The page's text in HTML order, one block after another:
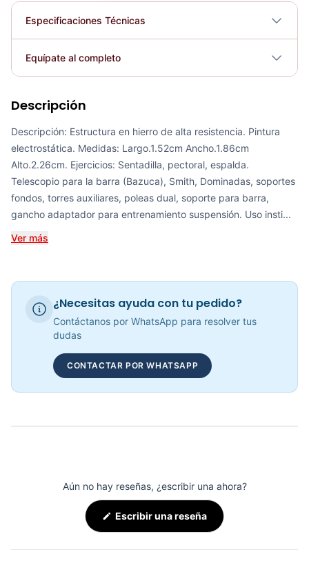
Especificaciones Técnicas
Dimensiones
Largo.1.52cm Ancho.1.86cm
Alto.2.26cm.
Plegable
Requiere electricidad
Equípate al completo
COP 24,601,737.00
Polea Dual E1017 - Sport Fitness 71359
COP 8,383,448.00
COP 9,240,652.00
Descripción
Descripción: Estructura en hierro de alta resistencia. Pintura
electrostática. Medidas: Largo.1.52cm Ancho.1.86cm
Alto.2.26cm. Ejercicios: Sentadilla, pectoral, espalda.
Telescopio para la barra (Bazuca), Smith, Dominadas, soportes
fondos, torres auxiliares, poleas dual, soporte para barra,
gancho adaptador para entrenamiento suspensión. Uso insti...
Ver más
¿Necesitas ayuda con tu pedido?
Contáctanos por WhatsApp para resolver tus
dudas
CONTACTAR POR WHATSAPP
Aún no hay reseñas, ¿escribir una ahora?
Escribir una reseña(Se
abre
en
nueva